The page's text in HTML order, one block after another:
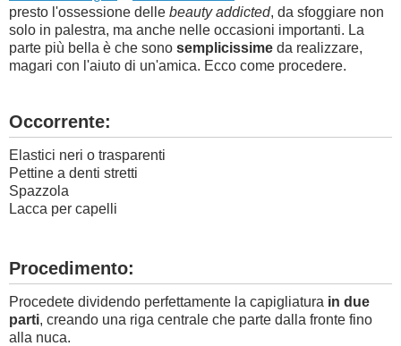
presto l'ossessione delle beauty addicted, da sfoggiare non
solo in palestra, ma anche nelle occasioni importanti. La
parte più bella è che sono semplicissime da realizzare,
magari con l'aiuto di un'amica. Ecco come procedere.
Occorrente:
Elastici neri o trasparenti
Pettine a denti stretti
Spazzola
Lacca per capelli
Procedimento:
Procedete dividendo perfettamente la capigliatura in due
parti, creando una riga centrale che parte dalla fronte fino
alla nuca.